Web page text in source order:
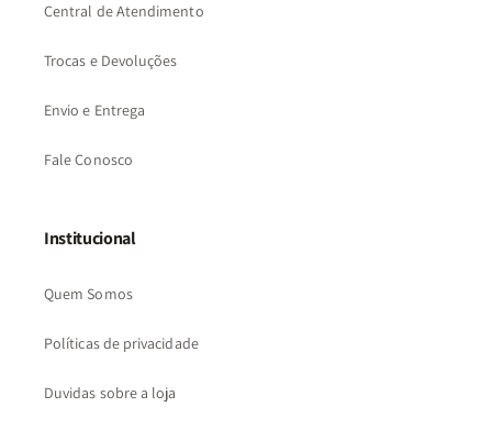
Central de Atendimento
Trocas e Devoluções
Envio e Entrega
Fale Conosco
Institucional
Quem Somos
Políticas de privacidade
Duvidas sobre a loja